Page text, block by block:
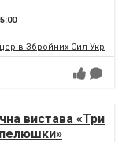
Збройних Сил
вистава «Три